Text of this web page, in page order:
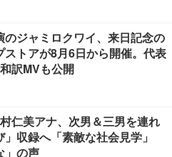
のジャミロクワイ、来日記念の
ストアが8月6日から開催。代表
訳MVも公開
仁美アナ、次男＆三男を連れ
収録へ「素敵な社会見学」
」の声